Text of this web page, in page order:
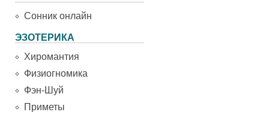
Сонник онлайн
ЭЗОТЕРИКА
Хиромантия
Физиогномика
Фэн-Шуй
Приметы